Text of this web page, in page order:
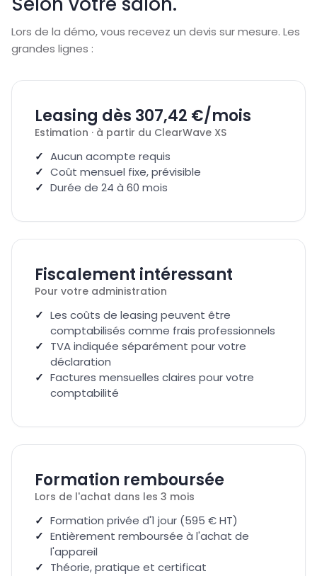
Lors de la démo, vous recevez un devis sur mesure. Les
grandes lignes :
Leasing dès 307,42 €/mois
Estimation · à partir du ClearWave XS
Aucun acompte requis
Coût mensuel fixe, prévisible
Durée de 24 à 60 mois
Fiscalement intéressant
Pour votre administration
Les coûts de leasing peuvent être
comptabilisés comme frais professionnels
TVA indiquée séparément pour votre
déclaration
Factures mensuelles claires pour votre
comptabilité
Formation remboursée
Lors de l'achat dans les 3 mois
Formation privée d'1 jour (595 € HT)
Entièrement remboursée à l'achat de
l'appareil
Théorie, pratique et certificat